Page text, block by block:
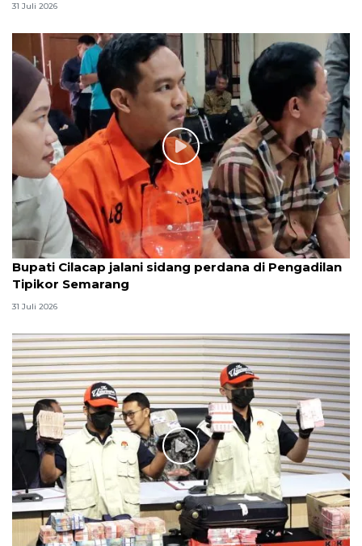
31 Juli 2026
Bupati Cilacap jalani sidang perdana di Pengadilan
Tipikor Semarang
31 Juli 2026